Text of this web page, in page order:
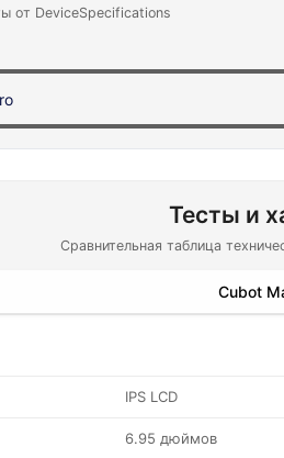
от DeviceSpecifications
Тесты и
Сравнительная таблица
Cubot
IPS LCD
6.95 дюймов